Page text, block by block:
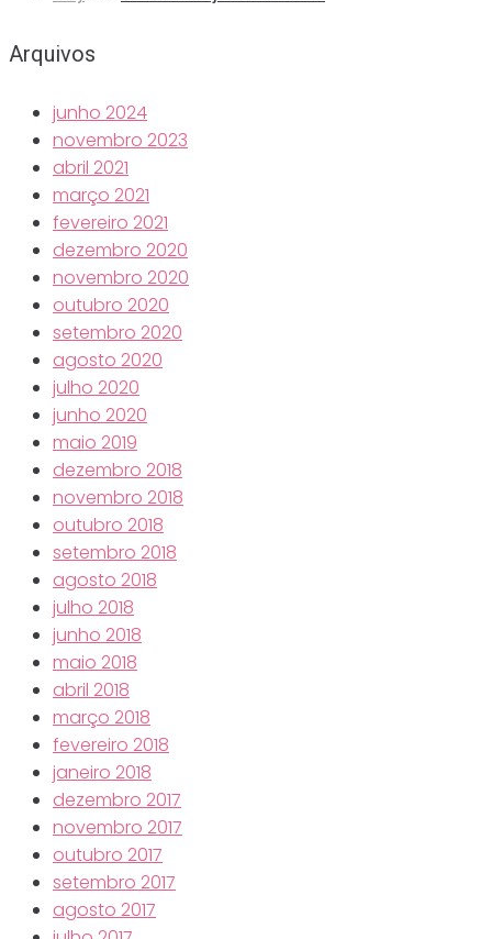
Arquivos
junho 2024
novembro 2023
abril 2021
março 2021
fevereiro 2021
dezembro 2020
novembro 2020
outubro 2020
setembro 2020
agosto 2020
julho 2020
junho 2020
maio 2019
dezembro 2018
novembro 2018
outubro 2018
setembro 2018
agosto 2018
julho 2018
junho 2018
maio 2018
abril 2018
março 2018
fevereiro 2018
janeiro 2018
dezembro 2017
novembro 2017
outubro 2017
setembro 2017
agosto 2017